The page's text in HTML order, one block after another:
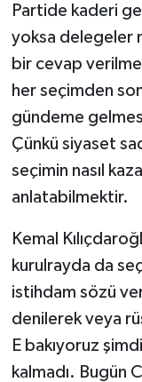
Partide kaderi
yoksa delegeler
bir cevap
her seçimden
gündeme
Çünkü siyaset
seçimin nasıl
anlatabilmektir.
Kemal
kurulrayda da
istihdam sözü
denilerek veya
E bakıyoruz
kalmadı. Bugün